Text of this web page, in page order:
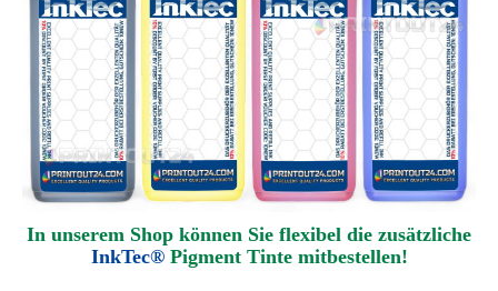
In unserem Shop können Sie flexibel die zusätzliche
InkTec® Pigment Tinte mitbestellen!